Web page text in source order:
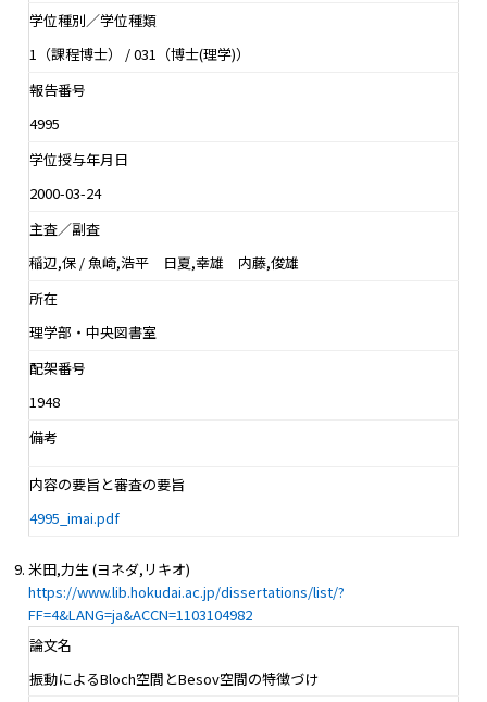
学位種別／学位種類
1（課程博士） / 031（博士(理学)）
報告番号
4995
学位授与年月日
2000-03-24
主査／副査
稲辺,保 / 魚崎,浩平 日夏,幸雄 内藤,俊雄
所在
理学部・中央図書室
配架番号
1948
備考
内容の要旨と審査の要旨
4995_imai.pdf
米田,力生 (ヨネダ,リキオ)
https://www.lib.hokudai.ac.jp/dissertations/list/?
FF=4&LANG=ja&ACCN=1103104982
論文名
振動によるBloch空間とBesov空間の特徴づけ